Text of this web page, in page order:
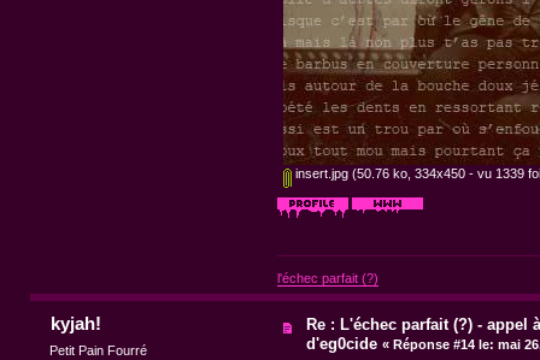
insert.jpg (50.76 ko, 334x450 - vu 1339
l'échec parfait (?)
kyjah!
Petit Pain Fourré
Re : L'échec parfait (?) - appel
d'eg0cide «Réponse #14 le: mai